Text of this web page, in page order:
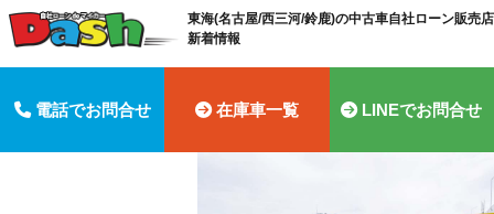
東海(名古屋/西三河/鈴鹿)の中古車自社ローン販売
新着情報
電話でお問合せ 在庫車一覧 LINEでお問合せ